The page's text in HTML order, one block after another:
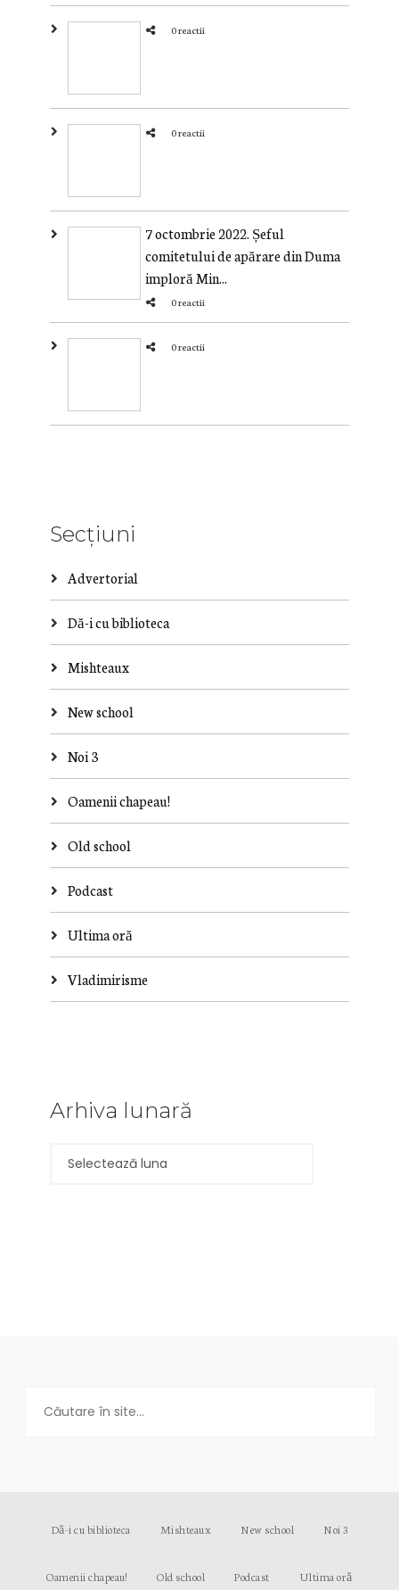
0 reactii
0 reactii
7 octombrie 2022. Șeful
comitetului de apărare din Duma
imploră Min...
0 reactii
0 reactii
Secțiuni
Advertorial
Dă-i cu biblioteca
Mishteaux
New school
Noi 3
Oamenii chapeau!
Old school
Podcast
Ultima oră
Vladimirisme
Arhiva lunară
Dă-i cu biblioteca Mishteaux New school Noi 3
Oamenii chapeau! Old school Podcast Ultima oră